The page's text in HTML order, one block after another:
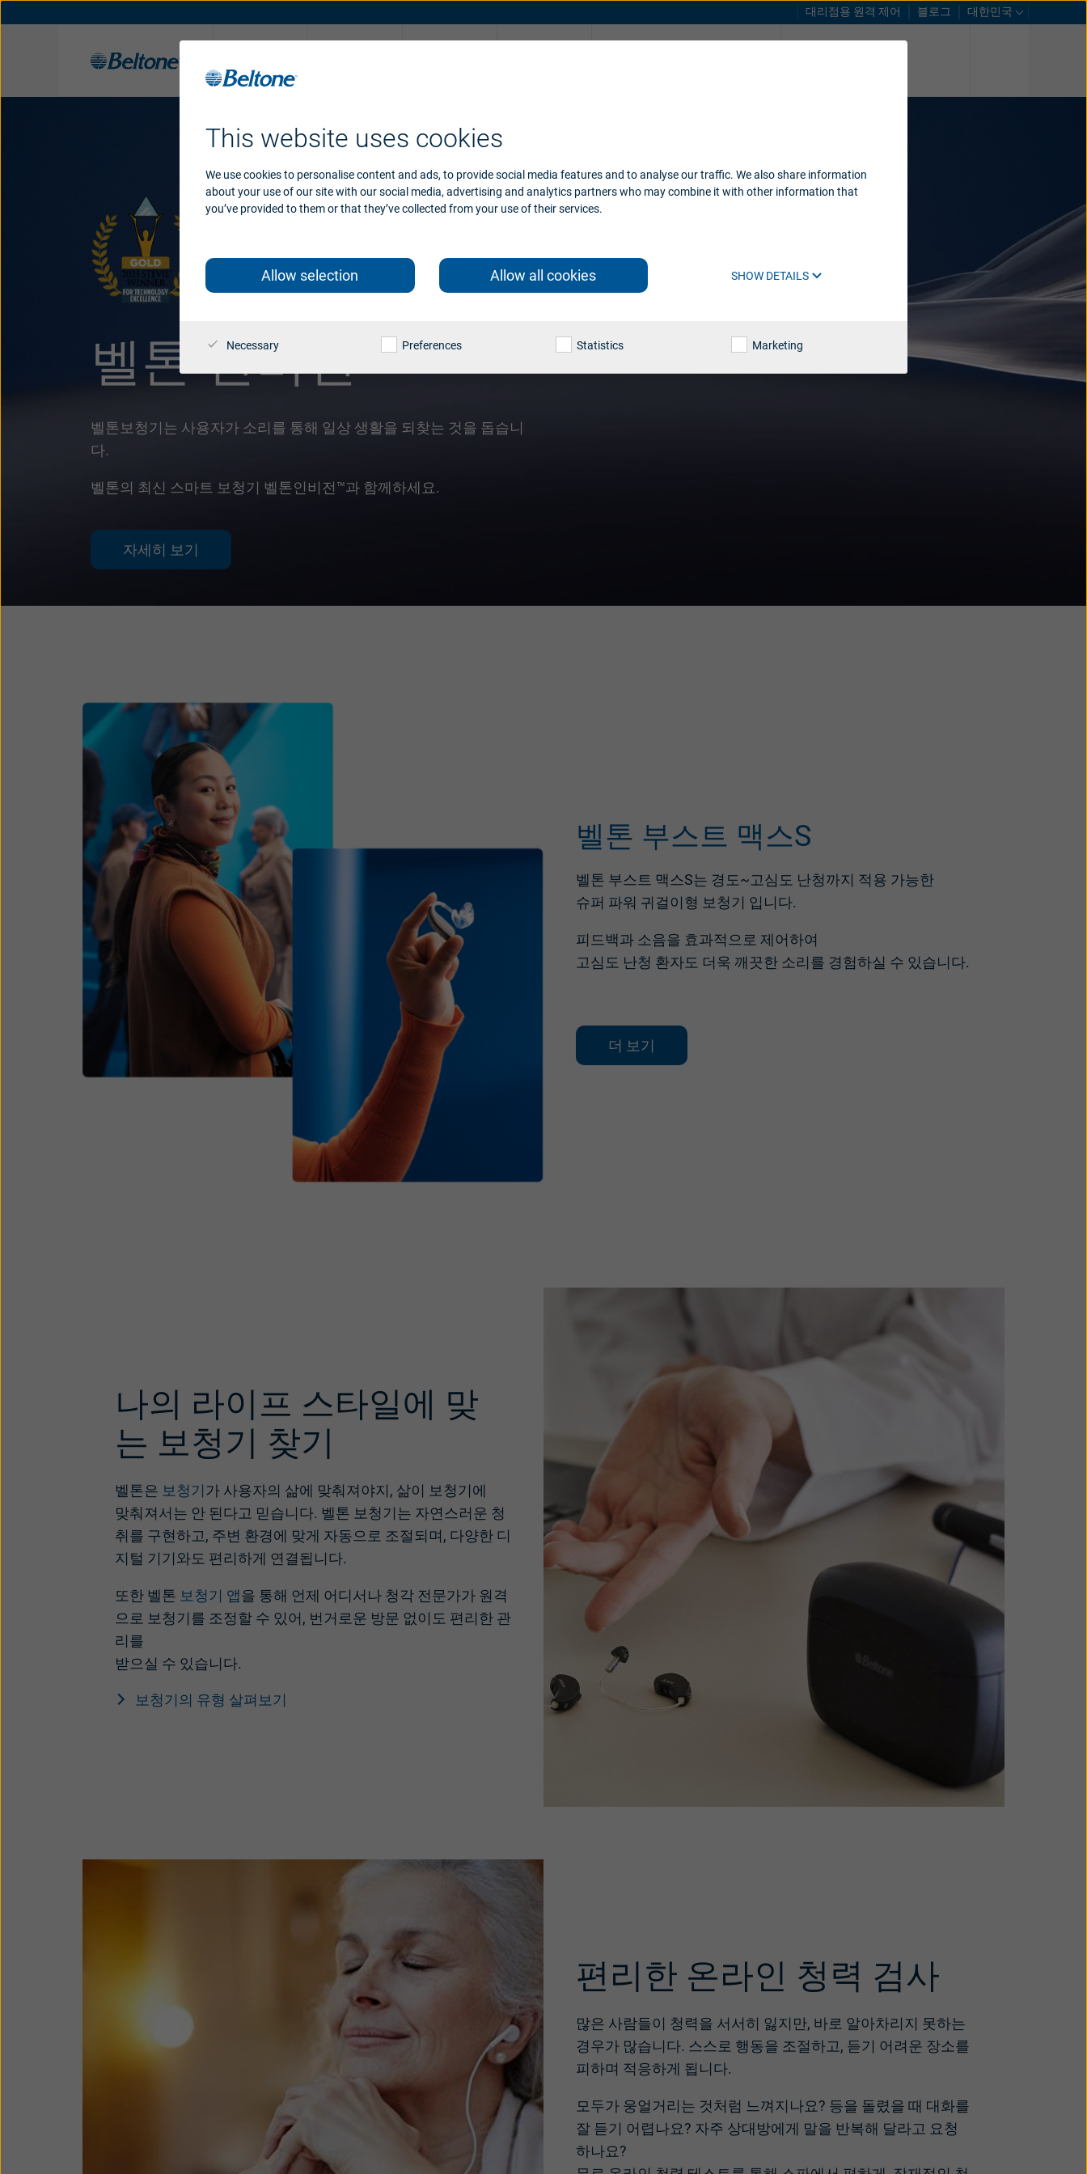
This website uses cookies
We use cookies to personalise content and ads, to provide social media features and to analyse our traffic. We also share information
about your use of our site with our social media, advertising and analytics partners who may combine it with other information that
you’ve provided to them or that they’ve collected from your use of their services.
Allow selection Allow all cookies SHOW DETAILS
Necessary Preferences Statistics Marketing
앱 액세서리
난청 이해하기 이명
앱 지원 액세서리 지원
히스토리 수상 내역
대리점용 원격 제어 블로그 대한민국
벨톤 인비전
벨톤보청기는 사용자가 소리를 통해 일상 생활을 되찾는 것을 돕습니
다.
벨톤의 최신 스마트 보청기 벨톤인비전™과 함께하세요.
자세히 보기
벨톤 부스트 맥스S
벨톤 부스트 맥스S는 경도~고심도 난청까지 적용 가능한
슈퍼 파워 귀걸이형 보청기 입니다.
피드백과 소음을 효과적으로 제어하여
고심도 난청 환자도 더욱 깨끗한 소리를 경험하실 수 있습니다.
더 보기
나의 라이프 스타일에 맞
는 보청기 찾기
벨톤은 보청기가 사용자의 삶에 맞춰져야지, 삶이 보청기에
맞춰져서는 안 된다고 믿습니다. 벨톤 보청기는 자연스러운 청
취를 구현하고, 주변 환경에 맞게 자동으로 조절되며, 다양한 디
지털 기기와도 편리하게 연결됩니다.
또한 벨톤 보청기 앱을 통해 언제 어디서나 청각 전문가가 원격
으로 보청기를 조정할 수 있어, 번거로운 방문 없이도 편리한 관
리를
받으실 수 있습니다.
보청기의 유형 살펴보기
편리한 온라인 청력 검사
많은 사람들이 청력을 서서히 잃지만, 바로 알아차리지 못하는
경우가 많습니다. 스스로 행동을 조절하고, 듣기 어려운 장소를
피하며 적응하게 됩니다.
모두가 웅얼거리는 것처럼 느껴지나요? 등을 돌렸을 때 대화를
잘 듣기 어렵나요? 자주 상대방에게 말을 반복해 달라고 요청
하나요?